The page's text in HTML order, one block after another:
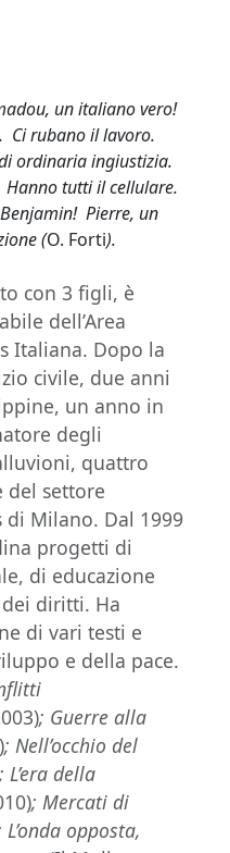
un italiano vero!
Ci rubano il lavoro.
ordinaria ingiustizia.
Hanno tutti il cellulare.
Pierre, un
(O. Forti).
con 3 figli, è
dell’Area
Italiana. Dopo la
civile, due anni
un anno in
degli
quattro
del settore
Milano. Dal 1999
progetti di
di educazione
diritti. Ha
di vari testi e
e della pace.
; Guerre alla
; Nell’occhio del
; L’era della
; Mercati di
L’onda opposta,